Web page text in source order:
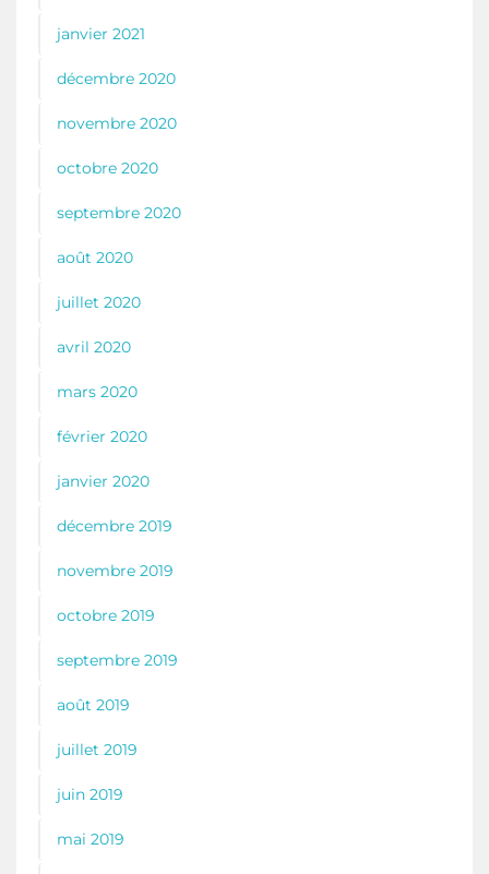
janvier 2021
décembre 2020
novembre 2020
octobre 2020
septembre 2020
août 2020
juillet 2020
avril 2020
mars 2020
février 2020
janvier 2020
décembre 2019
novembre 2019
octobre 2019
septembre 2019
août 2019
juillet 2019
juin 2019
mai 2019